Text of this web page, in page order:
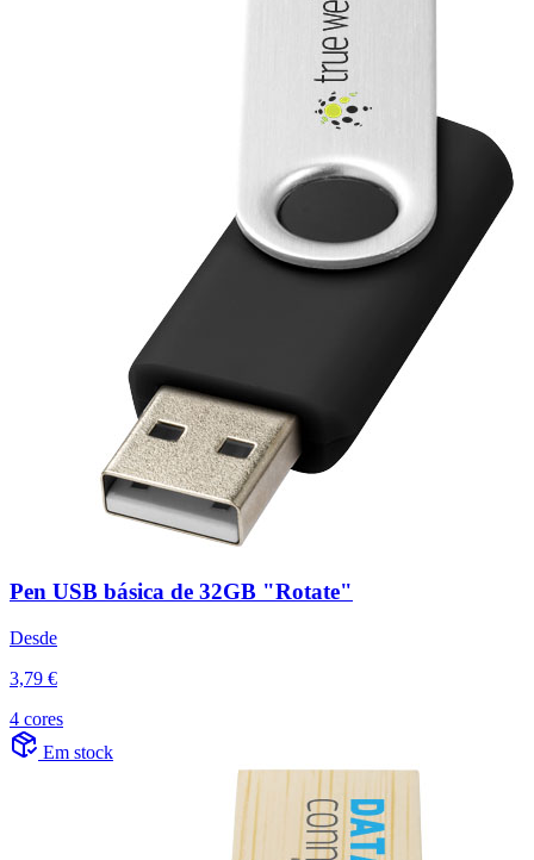
Pen USB básica de 32GB "Rotate"
Desde
3,79 €
4 cores
Em stock